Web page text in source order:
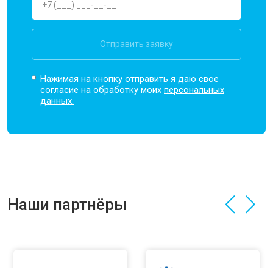
Отправить заявку
Нажимая на кнопку отправить я даю свое
согласие на обработку моихперсональных
данных.
Наши партнёры